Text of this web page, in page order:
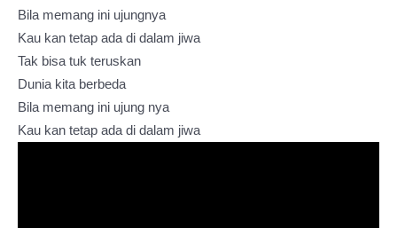
Bila memang ini ujungnya
Kau kan tetap ada di dalam jiwa
Tak bisa tuk teruskan
Dunia kita berbeda
Bila memang ini ujung nya
Kau kan tetap ada di dalam jiwa